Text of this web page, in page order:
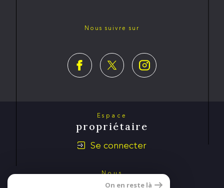
Nous suivre sur
Espace
propriétaire
Se connecter
Nous
adhérons
On en reste là